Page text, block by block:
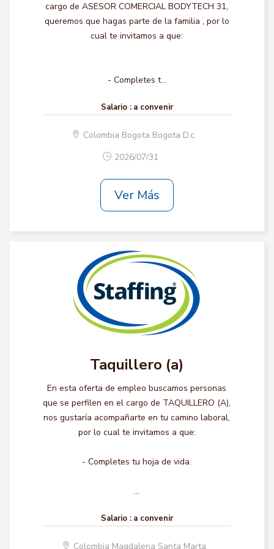
cargo de ASESOR COMERCIAL BODYTECH 31,
queremos que hagas parte de la familia , por lo
cual te invitamos a que:
- Completes t...
Salario : a convenir
Colombia Bogota Bogota D.c.
2026/07/31
Ver Más
Taquillero (a)
En esta oferta de empleo buscamos personas
que se perfilen en el cargo de TAQUILLERO (A),
nos gustaría acompañarte en tu camino laboral,
por lo cual te invitamos a que:
- Completes tu hoja de vida.
...
Salario : a convenir
Colombia Magdalena Santa Marta